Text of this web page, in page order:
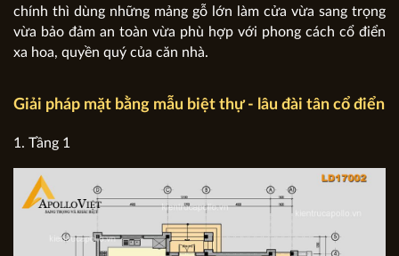
chính thì dùng những mảng gỗ lớn làm cửa vừa sang trọng
vừa bảo đảm an toàn vừa phù hợp với phong cách cổ điển
xa hoa, quyền quý của căn nhà.
Giải pháp mặt bằng mẫu biệt thự - lâu đài tân cổ điển
1. Tầng 1